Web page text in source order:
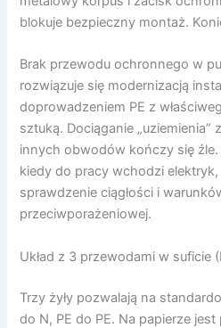
blokuje bezpieczny montaż.
Brak przewodu ochronnego w
rozwiązuje się modernizacją
doprowadzeniem PE z
sztuką. Dociąganie
innych obwodów kończy się
kiedy do pracy wchodzi
sprawdzenie ciągłości i
przeciwporażeniowej.
Układ z 3 przewodami w suficie
Trzy żyły pozwalają na
do N, PE do PE. Na papierze